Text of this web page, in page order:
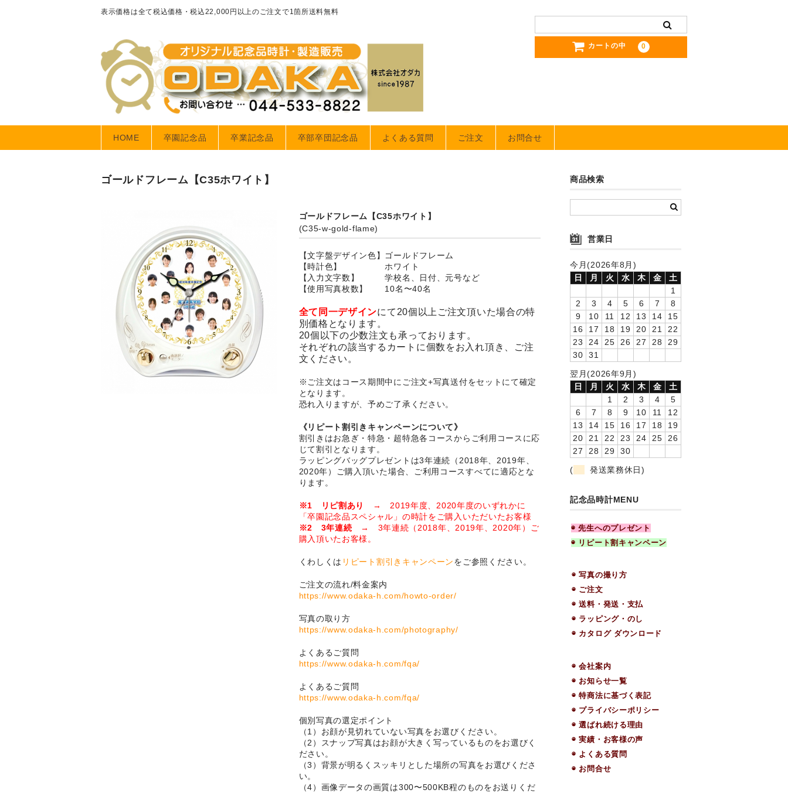
表示価格は全て税込価格・税込22,000円以上のご注文で1箇所送料無料
カートの中 0
HOME 卒園記念品 卒業記念品 卒部卒団記念品 よくある質問 ご注文 お問合せ
ゴールドフレーム【C35ホワイト】
ゴールドフレーム【C35ホワイト】
(C35-w-gold-flame)
【文字盤デザイン色】ゴールドフレーム
【時計色】 ホワイト
【入力文字数】 学校名、日付、元号など
【使用写真枚数】 10名〜40名
全て同一デザインにて20個以上ご注文頂いた場合の特
別価格となります。
20個以下の少数注文も承っております。
それぞれの該当するカートに個数をお入れ頂き、ご注
文ください。
※ご注文はコース期間中にご注文+写真送付をセットにて確定
となります。
恐れ入りますが、予めご了承ください。
《リピート割引きキャンペーンについて》
割引きはお急ぎ・特急・超特急各コースからご利用コースに応
じて割引となります。
ラッピングバッグプレゼントは3年連続（2018年、2019年、
2020年）ご購入頂いた場合、ご利用コースすべてに適応とな
ります。
※1 リピ割あり
→ 2019年度、2020年度のいずれかに
「卒園記念品スペシャル」の時計をご購入いただいたお客様
※2 3年連続 → 3年連続（2018年、2019年、2020年）ご
購入頂いたお客様。
くわしくは リピート割引きキャンペーンをご参照ください。
ご注文の流れ/料金案内
https://www.odaka-h.com/howto-order/
写真の取り方
https://www.odaka-h.com/photography/
よくあるご質問
https://www.odaka-h.com/fqa/
よくあるご質問
https://www.odaka-h.com/fqa/
個別写真の選定ポイント
（1）お顔が見切れていない写真をお選びください。
（2）スナップ写真はお顔が大きく写っているものをお選びく
ださい。
（3）背景が明るくスッキリとした場所の写真をお選びくださ
い。
（4）画像データの画質は300〜500KB程のものをお送りくだ
商品検索
営業日
今月(2026年8月)
日
月 火 水 木 金
土
1
2
3 4 5 6 7
8
9
10 11 12 13 14
15
16
17 18 19 20 21
22
23
24 25 26 27 28
29
30
31
翌月(2026年9月)
日
月 火 水 木 金
土
1
2 3 4
5
6
7 8 9 10 11
12
13
14 15 16 17 18
19
20
21 22 23 24 25
26
27
28 29
30
(
発送業務休日)
記念品時計MENU
◉ 先生へのプレゼント
◉ リピート割キャンペーン
◉ 写真の撮り方
◉ ご注文
◉ 送料・発送・支払
◉ ラッピング・のし
◉ カタログ ダウンロード
◉ 会社案内
◉ お知らせ一覧
◉ 特商法に基づく表記
◉ プライバシーポリシー
◉ 選ばれ続ける理由
◉ 実績・お客様の声
◉ よくある質問
◉ お問合せ